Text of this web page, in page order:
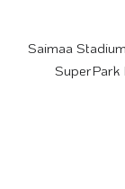
Saimaa
SuperPark